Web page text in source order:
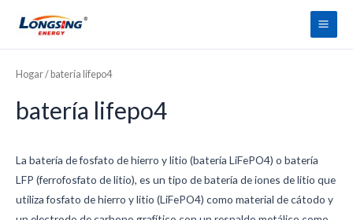
contenido
Hogar/ batería lifepo4
batería lifepo4
La batería de fosfato de hierro y litio (batería LiFePO4) o batería
LFP (ferrofosfato de litio), es un tipo de batería de iones de litio que
utiliza fosfato de hierro y litio (LiFePO4) como material de cátodo y